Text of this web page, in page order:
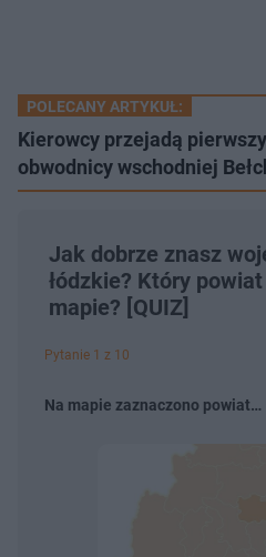
POLECANY ARTYKUŁ:
Kierowcy przejadą
obwodnicy wschodniej
Jak dobrze znasz
łódzkie? Który
mapie? [QUIZ]
Pytanie 1 z 10
Na mapie zaznaczono powiat…